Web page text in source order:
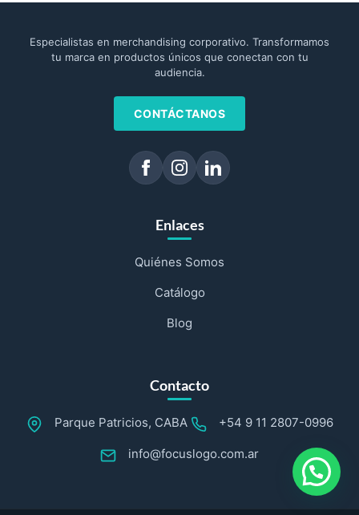
Especialistas en merchandising corporativo. Transformamos
tu marca en productos únicos que conectan con tu
audiencia.
CONTÁCTANOS
Enlaces
Quiénes Somos
Catálogo
Blog
Contacto
Parque Patricios, CABA +54 9 11 2807-0996
info@focuslogo.com.ar